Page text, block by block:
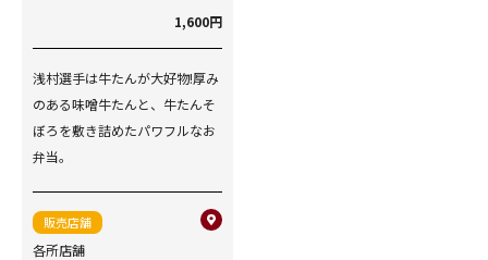
1,600円
浅村選手は牛たんが大好物!厚み
のある味噌牛たんと、牛たんそ
ぼろを敷き詰めたパワフルなお
弁当。
販売店舗
各所店舗